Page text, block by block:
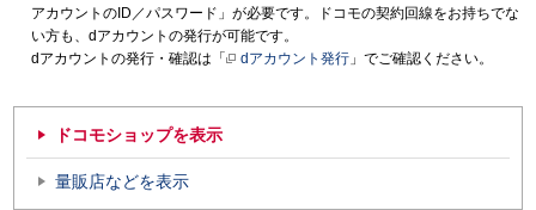
アカウントのID／パスワード」が必要です。ドコモの契約回線をお持ちでな
い方も、dアカウントの発行が可能です。
dアカウントの発行・確認は「
dアカウント発行 」でご確認ください。
ドコモショップを表示
量販店などを表示